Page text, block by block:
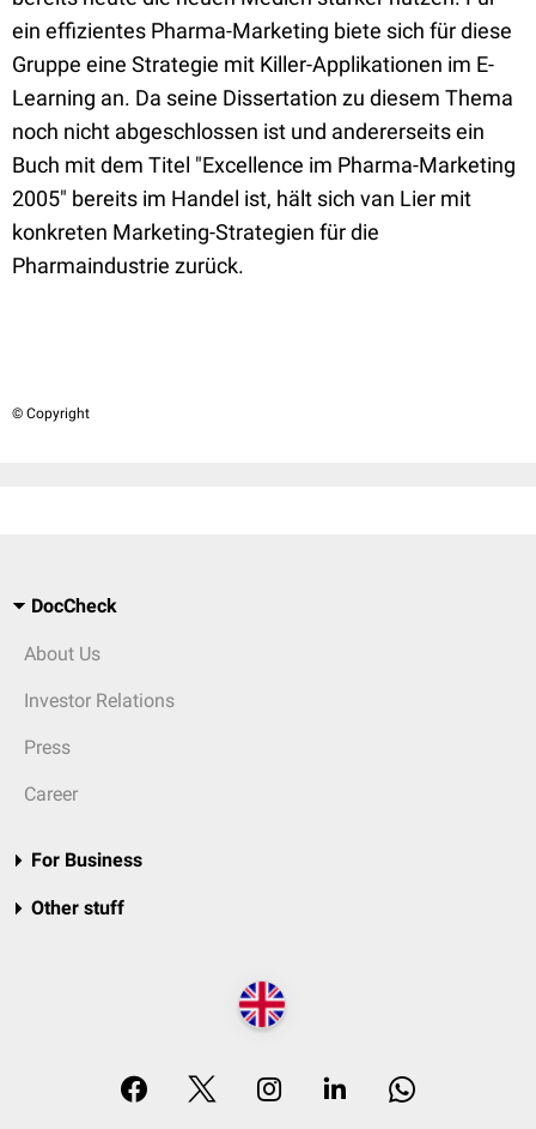
ein effizientes Pharma-Marketing biete sich für diese
Gruppe eine Strategie mit Killer-Applikationen im E-
Learning an. Da seine Dissertation zu diesem Thema
noch nicht abgeschlossen ist und andererseits ein
Buch mit dem Titel "Excellence im Pharma-Marketing
2005" bereits im Handel ist, hält sich van Lier mit
konkreten Marketing-Strategien für die
Pharmaindustrie zurück.
© Copyright
DocCheck
About Us
Investor Relations
Press
Career
For Business
Other stuff